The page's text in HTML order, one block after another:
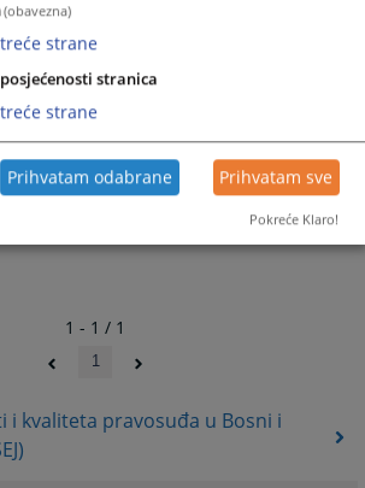
i kvaliteta pravosuđa u Bosni i
to
get
the
shortcuts
changing
1 - 1 / 1
1
(obavezna)
strane
stranica
strane
Prihvatam odabrane Prihvatam sve
Pokreće Klaro!